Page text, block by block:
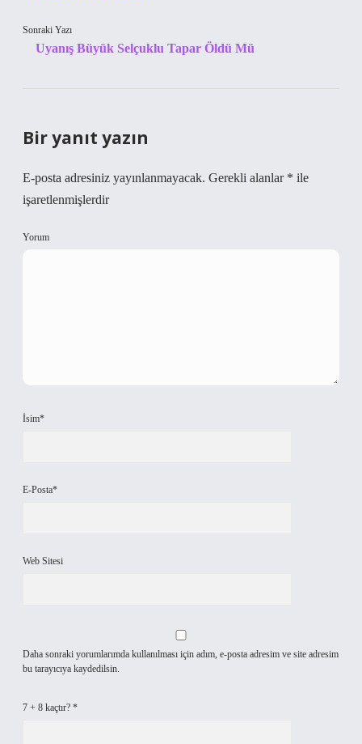
Sonraki Yazı
Uyanış Büyük Selçuklu Tapar Öldü Mü
Bir yanıt yazın
E-posta adresiniz yayınlanmayacak. Gerekli alanlar * ile
işaretlenmişlerdir
Yorum
İsim*
E-Posta*
Web Sitesi
Daha sonraki yorumlarımda kullanılması için adım, e-posta adresim ve site adresim
bu tarayıcıya kaydedilsin.
7 + 8 kaçtır? *